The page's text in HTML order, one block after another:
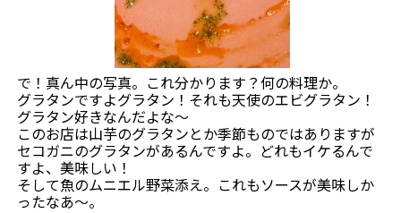
で！真ん中の写真。これ分かります？何の料理か。
グラタンですよグラタン！それも天使のエビグラタン！
グラタン好きなんだよな～
このお店は山芋のグラタンとか季節ものではありますが
セコガニのグラタンがあるんですよ。どれもイケるんで
すよ、美味しい！
そして魚のムニエル野菜添え。これもソースが美味しか
ったなあ～。